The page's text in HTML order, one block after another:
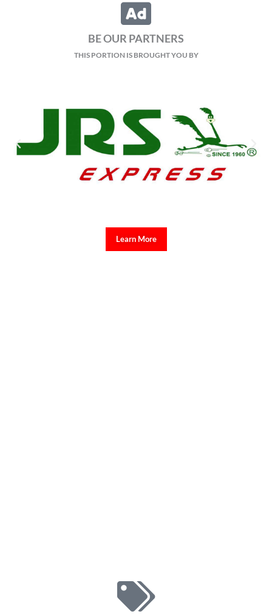
BE OUR PARTNERS
THIS PORTION IS BROUGHT YOU BY
Learn More